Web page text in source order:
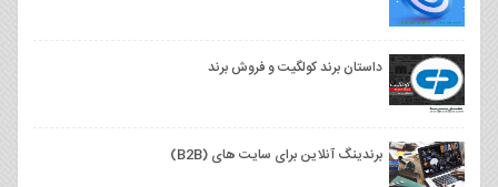
داستان برند کولگیت و فروش برند
برندینگ آنلاین برای سایت های (B2B)